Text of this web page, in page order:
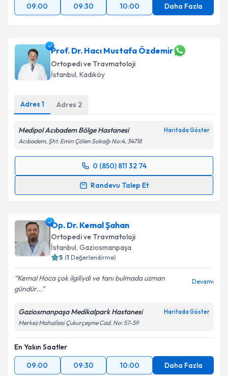
09:00
09:30 10:00 Daha Fazla
Prof. Dr. Hacı Mustafa Özdemir
Ortopedi ve Travmatoloji
İstanbul, Kadıköy
Adres 1 Adres 2
Medipol Acıbadem Bölge Hastanesi Haritada Göster
Acıbadem, Şht. Emin Çölen Sokağı No:4, 34718
0 (850) 811 32 74
Randevu Talep Et
Randevu Takvimi Talebi
almanız için bir takvim hazırlandığında e-posta ile
bilgilendireceğiz.
E-posta Adresiniz
Metni'ni okudum ve kişisel verilerimin belirtilen
kapsamda işlenmesini kabul ediyorum.
Takvim Talebini Gönder
Op. Dr. Kemal Şahan
Ortopedi ve Travmatoloji
İstanbul, Gaziosmanpaşa
5 (1 Değerlendirme)
Kemal Hoca çok ilgiliydi ve tanı bulmada uzman
gündür...
Devamı
Gaziosmanpaşa Medikalpark Hastanesi Haritada Göster
Merkez Mahallesi Çukurçeşme Cad. No: 57-59
En Yakın Saatler
09:00
09:30 10:00 Daha Fazla